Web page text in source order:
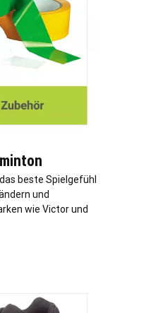
beste Spielgefühl
und
wie Victor und